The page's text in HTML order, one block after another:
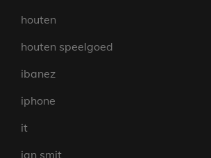
houten
houten speelgoed
ibanez
iphone
it
jan smit